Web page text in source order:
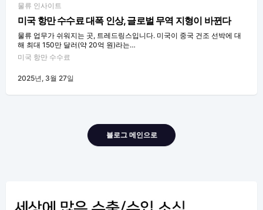
물류 인사이트
미국 항만 수수료 대폭 인상, 글로벌 무역 지형이 바뀐다
물류 업무가 쉬워지는 곳, 트레드링스입니다. 미국이 중국 건조 선박에 대
해 최대 150만 달러(약 20억 원)라는…
미국 항만 수수료
2025년, 3월 27일
블로그 메인으로